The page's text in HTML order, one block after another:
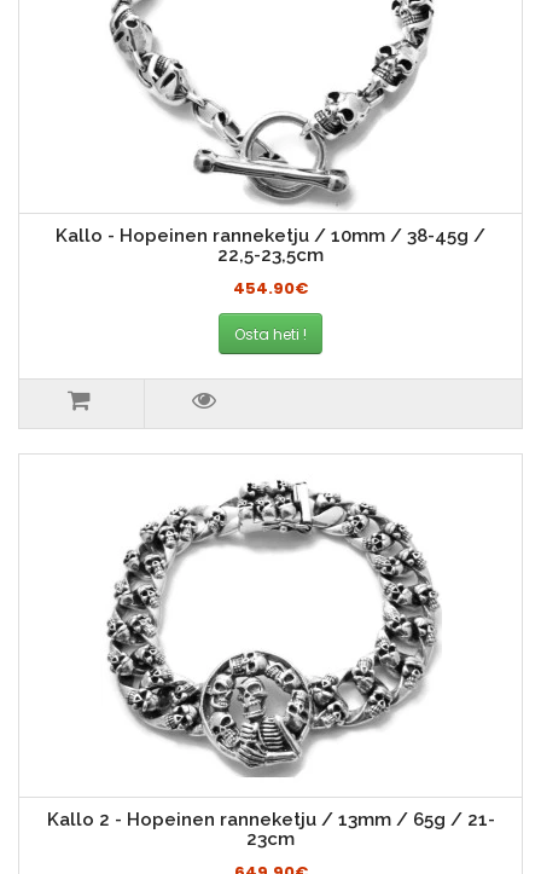
Kallo - Hopeinen ranneketju / 10mm / 38-45g /
22,5-23,5cm
454.90€
Osta heti !
Kallo 2 - Hopeinen ranneketju / 13mm / 65g / 21-
23cm